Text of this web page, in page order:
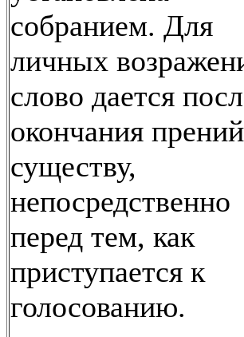
собранием. Для
личных
слово дается
окончания
существу,
непосредственно
перед тем, как
приступается к
голосованию.